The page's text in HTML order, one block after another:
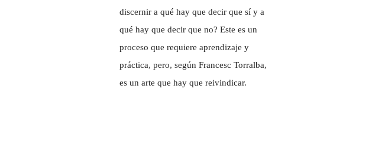
discernir a qué hay que decir que sí y a
qué hay que decir que no? Este es un
proceso que requiere aprendizaje y
práctica, pero, según Francesc Torralba,
es un arte que hay que reivindicar.